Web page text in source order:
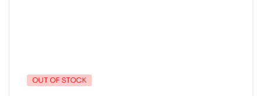
OUT OF STOCK